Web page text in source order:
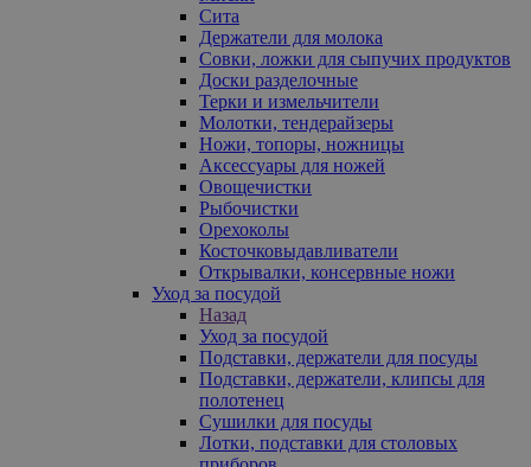
Сита
Держатели для молока
Совки, ложки для сыпучих продуктов
Доски разделочные
Терки и измельчители
Молотки, тендерайзеры
Ножи, топоры, ножницы
Аксессуары для ножей
Овощечистки
Рыбочистки
Орехоколы
Косточковыдавливатели
Открывалки, консервные ножи
Уход за посудой
Назад
Уход за посудой
Подставки, держатели для посуды
Подставки, держатели, клипсы для
полотенец
Сушилки для посуды
Лотки, подставки для столовых